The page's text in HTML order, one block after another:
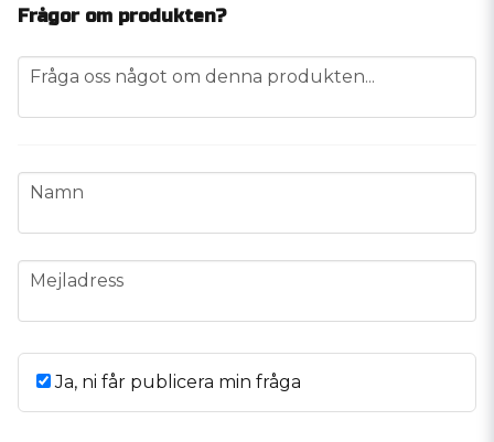
Frågor om produkten?
question
Fråga oss något om denna produkten...
name
Namn
email
Mejladress
Ja, ni får publicera min fråga